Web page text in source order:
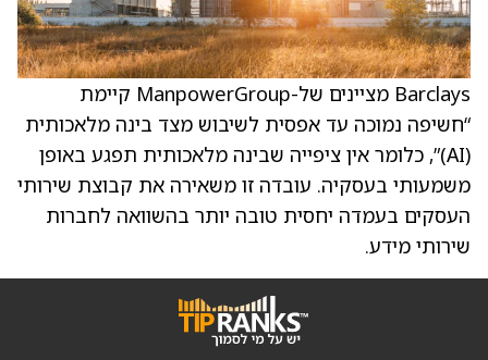
Barclays מציינים של-ManpowerGroup קיימת
“חשיפה נמוכה עד אפסית לשיבוש מצד בינה מלאכותית
(AI)”, כלומר אין ציפייה שבינה מלאכותית תפגע באופן
משמעותי בעסקיה. עובדה זו משאירה את קבוצת שירותי
העסקים בעמדה יחסית טובה יותר בהשוואה לחברות
שירותי מידע.